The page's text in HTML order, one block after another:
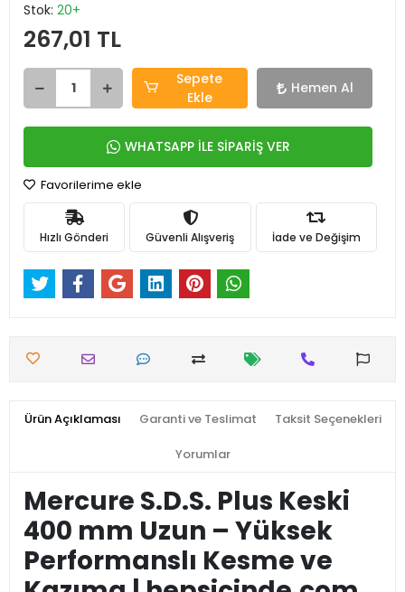
Stok: 20+
267,01 TL
Sepete
Ekle
Hemen Al
WHATSAPP İLE SİPARİŞ VER
Favorilerime ekle
Hızlı Gönderi Güvenli Alışveriş İade ve Değişim
Ürün Açıklaması Garanti ve Teslimat Taksit Seçenekleri
Yorumlar
Mercure S.D.S. Plus Keski
400 mm Uzun – Yüksek
Performanslı Kesme ve